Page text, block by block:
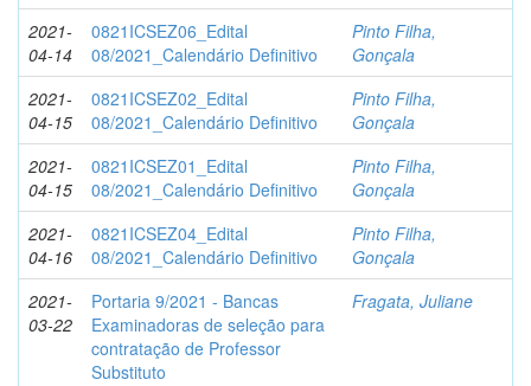
2021-
04-14
0821ICSEZ06_Edital
08/2021_Calendário Definitivo
Pinto Filha,
Gonçala
2021-
04-15
0821ICSEZ02_Edital
08/2021_Calendário Definitivo
Pinto Filha,
Gonçala
2021-
04-15
0821ICSEZ01_Edital
08/2021_Calendário Definitivo
Pinto Filha,
Gonçala
2021-
04-16
0821ICSEZ04_Edital
08/2021_Calendário Definitivo
Pinto Filha,
Gonçala
2021-
03-22
Portaria 9/2021 - Bancas
Examinadoras de seleção para
contratação de Professor
Substituto
Fragata, Juliane